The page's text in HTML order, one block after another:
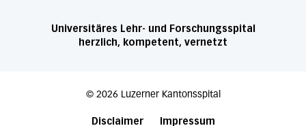
Universitäres Lehr- und Forschungsspital
herzlich, kompetent, vernetzt
© 2026 Luzerner Kantonsspital
Disclaimer Impressum